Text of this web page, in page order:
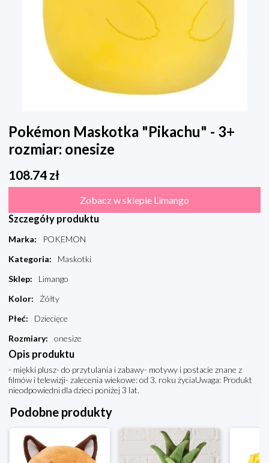
Pokémon Maskotka "Pikachu" - 3+
rozmiar: onesize
108.74 zł
Zobacz w sklepie Limango
Szczegóły produktu
Marka:
POKEMON
Kategoria:
Maskotki
Sklep:
Limango
Kolor:
Żółty
Płeć:
Dziecięce
Rozmiary: onesize
Opis produktu
- miękki plusz- do przytulania i zabawy- motywy i postacie znane z
filmów i telewizji- zalecenia wiekowe: od 3. roku życiaUwaga: Produkt
nieodpowiedni dla dzieci poniżej 3 lat.
Podobne produkty